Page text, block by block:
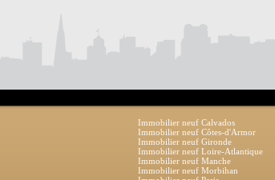
Immobilier neuf Calvados
Immobilier neuf Côtes-d'Armor
Immobilier neuf Gironde
Immobilier neuf Loire-Atlantique
Immobilier neuf Manche
Immobilier neuf Morbihan